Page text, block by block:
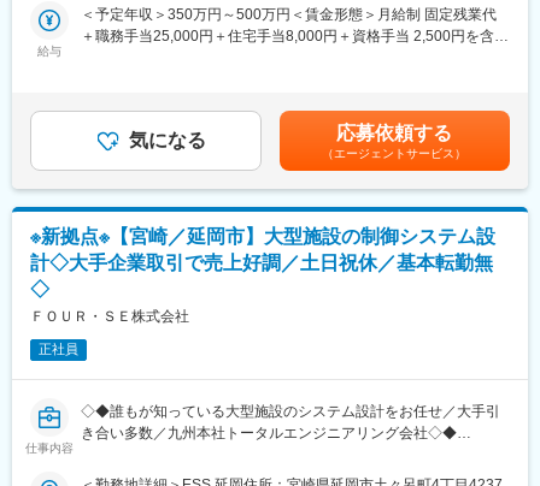
▼主な業務内容
・中央監視用HMIの画面設計、グラフィック作成
・現場での動作確認、試運転調整、報告書作成
・SCADAソフト（例：BApanelなど）
・各種センサ、アクチュエータ、VAV、FCUなどの空調機器
未経験の方も、制御設計の基礎から丁寧に教育します。
ただけます。
・新設スタジアムの制御システム導入や工事 など
ています。
給与
＜予定年収＞350万円～500万円＜賃金形態＞月給制 固定残業代
＋職務手当25,000円＋住宅手当8,000円＋資格手当 2,500円を含
給＞240,500円～302,500円（一律手当を含む）＜昇給有無＞有＜
残業手当＞有＜給与補足＞■賞与実績：年2回、業績により決算賞
与支給賃金はあくまでも目安の金額であり、選考を通じて上下す
る可能性があります。月給(月額)は固定手当を含めた表記です。
気になる 応募依頼する
（エージェントサービス）
※新拠点※【宮崎／延岡市】大型施設の制御システム設
計◇大手企業取引で売上好調／土日祝休／基本転勤無
◇
ＦＯＵＲ・ＳＥ株式会社
正社員
仕事内容
◇◆誰もが知っている大型施設のシステム設計をお任せ／大手引
き合い多数／九州本社トータルエンジニアリング会社◇◆
オフィスビルやホテル等の大型施設における制御システム設計